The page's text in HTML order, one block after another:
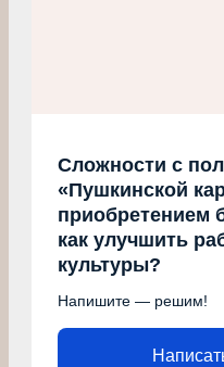
Сложности с
«Пушкинской
приобретением
как улучшить
культуры?
Напишите — решим!